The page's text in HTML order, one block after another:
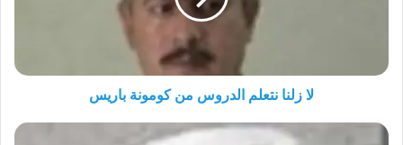
لا زلنا نتعلم الدروس من كومونة باريس
في